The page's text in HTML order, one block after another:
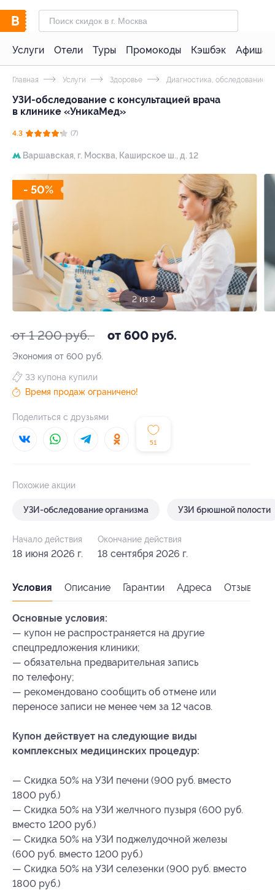
Услуги Отели Туры Промокоды Кэшбэк Афиша
Главная Услуги Здоровье Диагностика, обследование
УЗИ-обследование с консультацией врача
в клинике «УникаМед»
4.3 (7)
Варшавская, г. Москва, Каширское ш., д. 12
- 50%
1 из 2
от 1 200 руб. от 600 руб.
Экономия от 600 руб.
51
33 купона купили
Время продаж ограничено!
Поделиться с друзьями
Похожие акции
УЗИ-обследование организма УЗИ брюшной полости
Начало действия
18 июня 2026 г.
Окончание действия
18 сентября 2026 г.
Условия Описание Гарантии Адреса Отзывы
Основные условия:
— купон не распространяется на другие
спецпредложения клиники;
— обязательна предварительная запись
по телефону;
— рекомендовано сообщить об отмене или
переносе записи не менее чем за 12 часов.
Купон действует на следующие виды
комплексных медицинских процедур:
— Скидка 50% на УЗИ печени (900 руб. вместо
1800 руб.)
— Скидка 50% на УЗИ желчного пузыря (600 руб.
вместо 1200 руб.)
— Скидка 50% на УЗИ поджелудочной железы
(600 руб. вместо 1200 руб.)
— Скидка 50% на УЗИ селезенки (900 руб. вместо
1800 руб.)